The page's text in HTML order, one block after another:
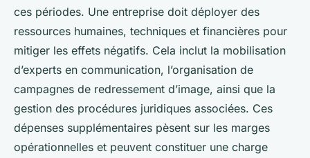
ces périodes. Une entreprise doit déployer des
ressources humaines, techniques et financières pour
mitiger les effets négatifs. Cela inclut la mobilisation
d’experts en communication, l’organisation de
campagnes de redressement d’image, ainsi que la
gestion des procédures juridiques associées. Ces
dépenses supplémentaires pèsent sur les marges
opérationnelles et peuvent constituer une charge